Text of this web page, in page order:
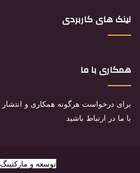
لینک های کاربردی
همکاری با ما
برای درخواست هرگونه همکاری و انتشار
با ما در ارتباط باشید
توسعه و